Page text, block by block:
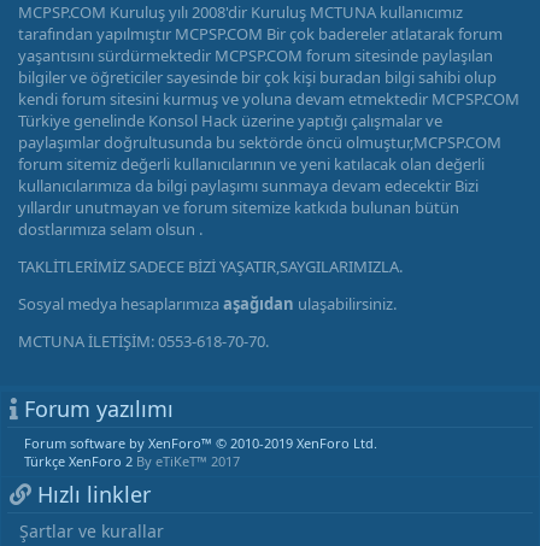
MCPSP.COM Kuruluş yılı 2008'dir Kuruluş MCTUNA kullanıcımız
tarafından yapılmıştır MCPSP.COM Bir çok badereler atlatarak forum
yaşantısını sürdürmektedir MCPSP.COM forum sitesinde paylaşılan
bilgiler ve öğreticiler sayesinde bir çok kişi buradan bilgi sahibi olup
kendi forum sitesini kurmuş ve yoluna devam etmektedir MCPSP.COM
Türkiye genelinde Konsol Hack üzerine yaptığı çalışmalar ve
paylaşımlar doğrultusunda bu sektörde öncü olmuştur,MCPSP.COM
forum sitemiz değerli kullanıcılarının ve yeni katılacak olan değerli
kullanıcılarımıza da bilgi paylaşımı sunmaya devam edecektir Bizi
yıllardır unutmayan ve forum sitemize katkıda bulunan bütün
dostlarımıza selam olsun .
TAKLİTLERİMİZ SADECE BİZİ YAŞATIR,SAYGILARIMIZLA.
Sosyal medya hesaplarımızaaşağıdan ulaşabilirsiniz.
MCTUNA İLETİŞİM: 0553-618-70-70.
Forum yazılımı
Forum software by XenForo™ © 2010-2019 XenForo Ltd.
Türkçe XenForo 2 By eTiKeT™ 2017
Hızlı linkler
Şartlar ve kurallar